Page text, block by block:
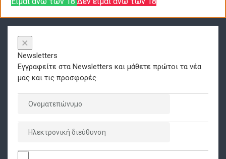
×
Newsletters
Εγγραφείτε στα Newsletters και μάθετε πρώτοι τα νέα
μας και τις προσφορές.